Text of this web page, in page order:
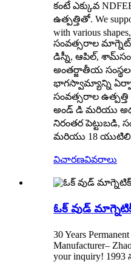
కంటే ఎక్కువ
ఉత్పత్తితో. We
with various
సంవత్సరాల
డిస్నీ, ఆపిల్,
అంతర్జాతీయ
భాగస్వామ్యాన్ని
సంవత్సరాల
అండ్ డి మరియు
నిరంతర పెట్టుబడి,
మరియు 18
విచారణవివరాలు
ఓక్ వుడ్
30 Years
Manufacturer–
your inquiry!